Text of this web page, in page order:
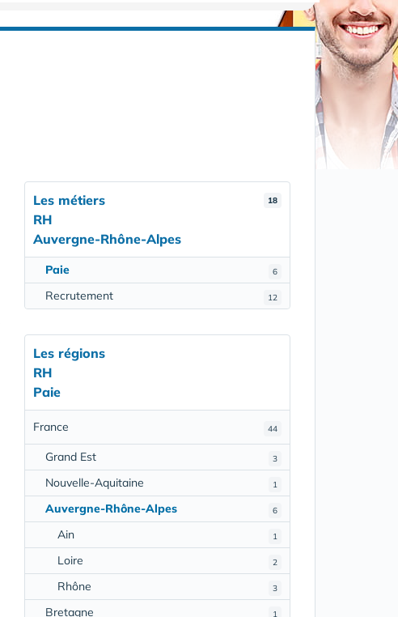
18
Les métiers
RH
Auvergne-Rhône-Alpes
6
Paie
12
Recrutement
Les régions
RH
Paie
44
France
3
Grand Est
1
Nouvelle-Aquitaine
6
Auvergne-Rhône-Alpes
1
Ain
2
Loire
3
Rhône
1
Bretagne